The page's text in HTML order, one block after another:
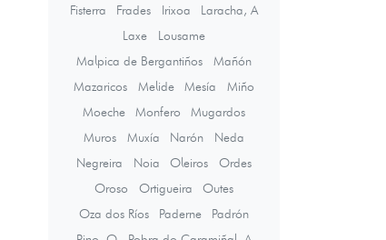
Fisterra
Frades Irixoa
Laracha, A
Laxe
Lousame
Malpica de Bergantiños
Mañón
Mazaricos
Melide Mesía
Miño
Moeche
Monfero
Mugardos
Muros
Muxía Narón
Neda
Negreira
Noia Oleiros
Ordes
Oroso
Ortigueira
Outes
Oza dos Ríos
Paderne
Padrón